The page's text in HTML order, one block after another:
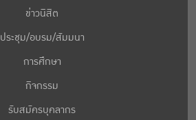
ข่าวนิสิต
ประชุม/อบรม/สัมมนา
การศึกษา
กิจกรรม
รับสมัครบุคลากร